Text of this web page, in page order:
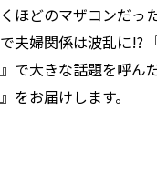
ほどのマザコンだっ
夫婦関係は波乱に!?
で大きな話題を呼ん
をお届けします。